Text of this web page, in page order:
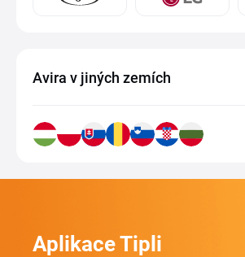
Avira v jiných zemích
Aplikace Tipli